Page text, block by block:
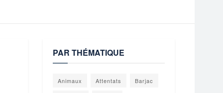
PAR THÉMATIQUE
Animaux Attentats Barjac